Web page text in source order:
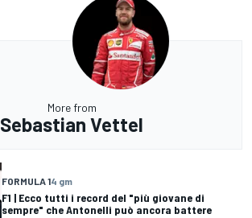
More from
Sebastian Vettel
FORMULA 14 gm
F1 | Ecco tutti i record del "più giovane di
sempre" che Antonelli può ancora battere